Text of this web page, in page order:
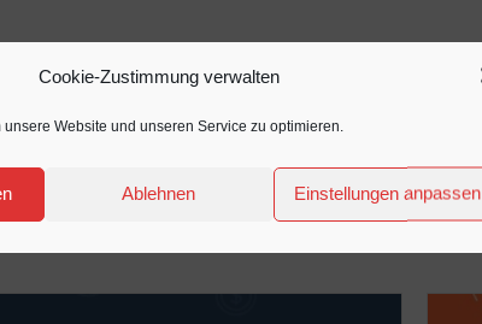
Cookie-Zustimmung verwalten
Website und unseren Service zu optimieren.
Ablehnen Einstellungen anpassen